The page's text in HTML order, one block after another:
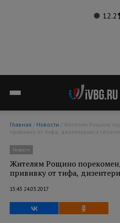
12.2°
Главная / Новости
прививку от тифа, дизентерии и
Новости
Жителям Рощино
прививку от тифа,
15:43 24.03.2017